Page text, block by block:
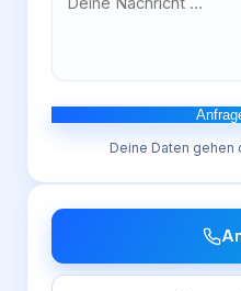
Deine Daten gehen